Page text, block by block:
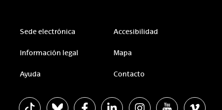
Sede electrónica Accesibilidad
Información legal Mapa
Ayuda Contacto